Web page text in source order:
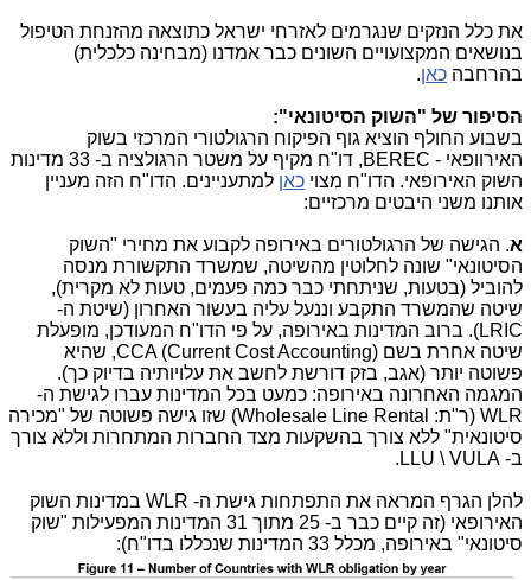
את כלל הנזקים שנגרמים לאזרחי ישראל כתוצאה מהזנחת הטיפול
בנושאים המקצועויים השונים כבר אמדנו (מבחינה כלכלית)
בהרחבה כאן.
הסיפור של "השוק הסיטונאי":
בשבוע החולף הוציא גוף הפיקוח הרגולטורי המרכזי בשוק
האירוופאי - BEREC, דו"ח מקיף על משטר הרגולציה ב- 33 מדינות
השוק האירופאי. הדו"ח מצוי כאן למתעניינים. הדו"ח הזה מעניין
אותנו משני היבטים מרכזיים:
א. הגישה של הרגולטורים באירופה לקבוע את מחירי "השוק
הסיטונאי" שונה לחלוטין מהשיטה, שמשרד התקשורת מנסה
להוביל (בטעות, שניתחתי כבר כמה פעמים, טעות לא מקרית),
שיטה שהמשרד התקבע וננעל עליה בעשור האחרון (שיטת ה-
LRIC). ברוב המדינות באירופה, על פי הדו"ח המעודכן, מופעלת
שיטה אחרת בשם (CCA (Current Cost Accounting, שהיא
פשוטה יותר (אגב, בזק דורשת לחשב את עלויותיה בדיוק כך).
המגמה האחרונה באירופה: כמעט בכל המדינות עברו לגישת ה-
WLR (ר"ת: Wholesale Line Rental) שזו גישה פשוטה של "מכירה
סיטונאית" ללא צורך בהשקעות מצד החברות המתחרות וללא צורך
ב- LLU \ VULA.
להלן הגרף המראה את התפתחות גישת ה- WLR במדינות השוק
האירופאי (זה קיים כבר ב- 25 מתוך 31 המדינות המפעילות "שוק
סיטונאי" באירופה, מכלל 33 המדינות שנכללו בדו"ח):